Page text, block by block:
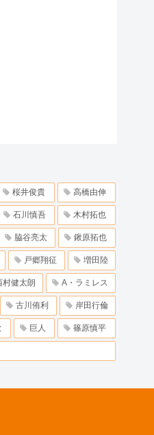
桜井俊貴 高橋由伸
石川慎吾 木村拓也
脇谷亮太 鍬原拓也
戸郷翔征 増田陸
村健太朗 A・ラミレス
古川侑利 岸田行倫
巨人 篠原慎平